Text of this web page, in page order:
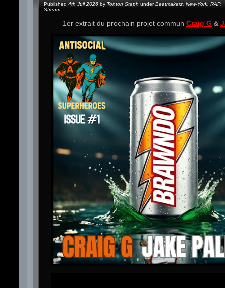
Published 4th Juil 2026 by Tonton Steph underBeatmakerz New-York RAP,
Stream
1er extrait du prochain projet commun Craig G &